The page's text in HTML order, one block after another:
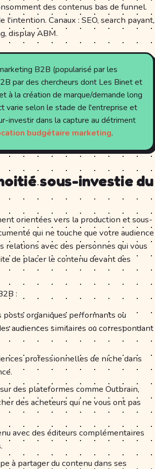
des contenus bas de funnel.
Canaux : SEO, search payant,
display ABM.
B2B (popularisé par les
par des chercheurs dont Les Binet et
à la création de marque/demande long
varie selon le stade de l'entreprise et
investir dans la capture au détriment
budgétaire marketing.
sous-investie du
orientées vers la production et sous-
qui ne touche que votre audience
avec des personnes qui vous
de placer le contenu devant des
:
posts organiques performants ou
audiences similaires ou correspondant
professionnelles de niche dans
des plateformes comme Outbrain,
des acheteurs qui ne vous ont pas
avec des éditeurs complémentaires
à partager du contenu dans ses